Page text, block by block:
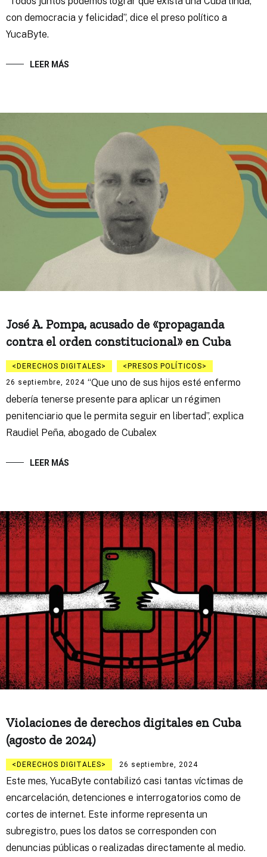
con democracia y felicidad”, dice el preso político a
YucaByte.
LEER MÁS
José A. Pompa, acusado de «propaganda
contra el orden constitucional» en Cuba
DERECHOS DIGITALES
PRESOS POLÍTICOS
26 septiembre, 2024 “Que uno de sus hijos esté enfermo
debería tenerse presente para aplicar un régimen
penitenciario que le permita seguir en libertad”, explica
Raudiel Peña, abogado de Cubalex
LEER MÁS
Violaciones de derechos digitales en Cuba
(agosto de 2024)
DERECHOS DIGITALES 26 septiembre, 2024
Este mes, YucaByte contabilizó casi tantas víctimas de
encarcelación, detenciones e interrogatorios como de
cortes de internet. Este informe representa un
subregistro, pues los datos se corresponden con
denuncias públicas o realizadas directamente al medio.